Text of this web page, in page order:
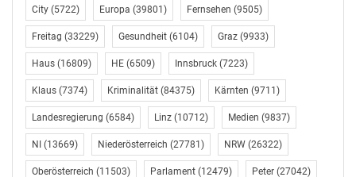
City (5722) Europa (39801) Fernsehen (9505)
Freitag (33229) Gesundheit (6104) Graz (9933)
Haus (16809) HE (6509) Innsbruck (7223)
Klaus (7374) Kriminalität (84375) Kärnten (9711)
Landesregierung (6584) Linz (10712) Medien (9837)
NI (13669) Niederösterreich (27781) NRW (26322)
Oberösterreich (11503) Parlament (12479) Peter (27042)